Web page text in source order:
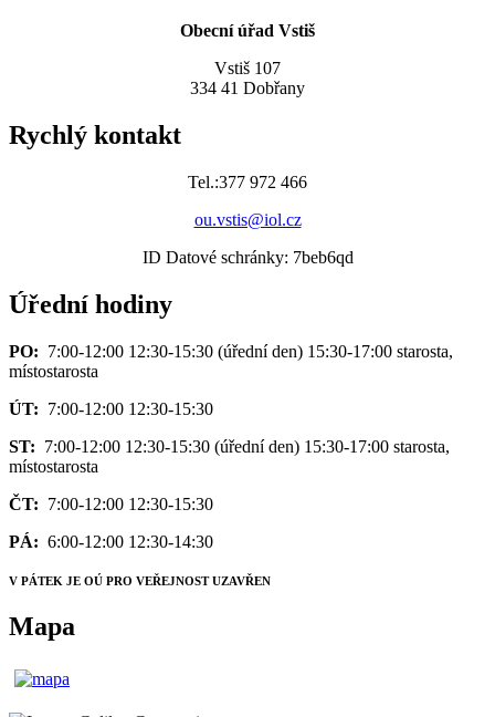
Obecní úřad Vstiš
Vstiš 107
334 41 Dobřany
Rychlý kontakt
Tel.:377 972 466
ou.vstis@iol.cz
ID Datové schránky: 7beb6qd
Úřední hodiny
PO: 7:00-12:00 12:30-15:30 (úřední den) 15:30-17:00 starosta,
místostarosta
ÚT: 7:00-12:00 12:30-15:30
ST: 7:00-12:00 12:30-15:30 (úřední den) 15:30-17:00 starosta,
místostarosta
ČT: 7:00-12:00 12:30-15:30
PÁ: 6:00-12:00 12:30-14:30
V PÁTEK JE OÚ PRO VEŘEJNOST UZAVŘEN
Mapa